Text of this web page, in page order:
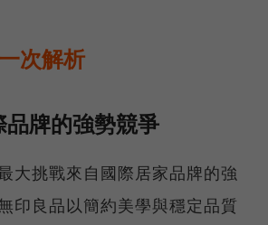
次解析
牌的強勢競爭
大挑戰來自國際居家品牌的強
印良品以簡約美學與穩定品質